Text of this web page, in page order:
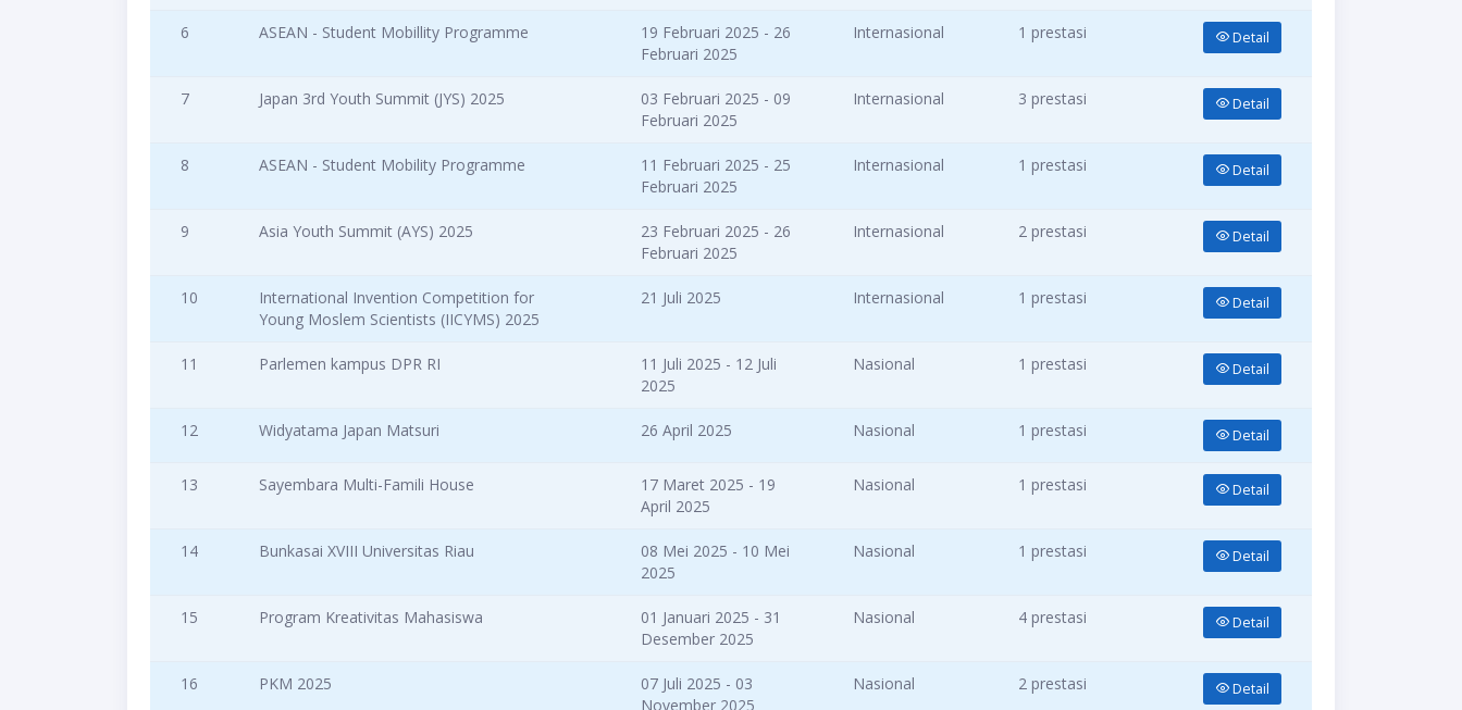
6 ASEAN - Student Mobillity Programme
19 Februari 2025 - 26
Februari 2025
Internasional 1 prestasi Detail
7 Japan 3rd Youth Summit (JYS) 2025
03 Februari 2025 - 09
Februari 2025
Internasional 3 prestasi Detail
8 ASEAN - Student Mobility Programme
11 Februari 2025 - 25
Februari 2025
Internasional 1 prestasi Detail
9 Asia Youth Summit (AYS) 2025
23 Februari 2025 - 26
Februari 2025
Internasional 2 prestasi Detail
10
International Invention Competition for
Young Moslem Scientists (IICYMS) 2025
21 Juli 2025 Internasional 1 prestasi Detail
11 Parlemen kampus DPR RI
11 Juli 2025 - 12 Juli
2025
Nasional 1 prestasi Detail
12 Widyatama Japan Matsuri 26 April 2025 Nasional 1 prestasi Detail
13 Sayembara Multi-Famili House
17 Maret 2025 - 19
April 2025
Nasional 1 prestasi Detail
14 Bunkasai XVIII Universitas Riau
08 Mei 2025 - 10 Mei
2025
Nasional 1 prestasi Detail
15 Program Kreativitas Mahasiswa
01 Januari 2025 - 31
Desember 2025
Nasional 4 prestasi Detail
16 PKM 2025
07 Juli 2025 - 03
November 2025
Nasional 2 prestasi Detail